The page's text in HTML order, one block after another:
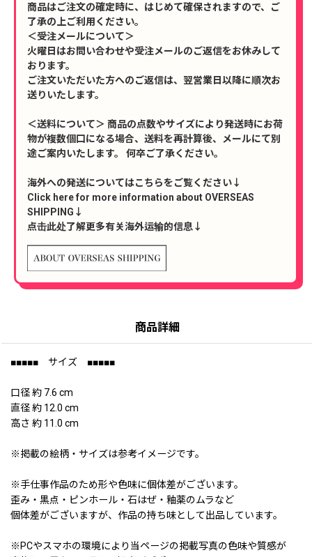
商品はご注文の確定時に、はじめて確保されますので、ご
了承の上ご利用ください。
＜受注メールについて＞
火曜日はお問い合わせや受注メールのご返信をお休みして
おります。
ご注文いただいた方へのご返信は、翌営業日以降に順次お
送りいたします。
＜送料について＞ 商品の点数やサイズにより発送時にお荷
物が複数個口になる場合、送料を再計算後、メールにて別
途ご案内いたします。 何卒ご了承ください。
海外への発送についてはこちらをご覧ください↓
Click here for more information about OVERSEAS
SHIPPING↓
点击此处了解更多有关海外运输的信息↓
商品詳細
■■■■■ サイズ ■■■■■
口径 約 7.6 cm
直径 約 12.0 cm
高さ 約 11.0 cm
※掲載の絵柄・サイズは参考イメージです。
※手仕事作品のため形や色味に個体差がございます。
歪み・黒点・ピンホール・石はぜ・釉薬のムラなど
個体差がございますが、作品の持ち味として出品しています。
※PCやスマホの環境により当ページの掲載写真の色味や質感が